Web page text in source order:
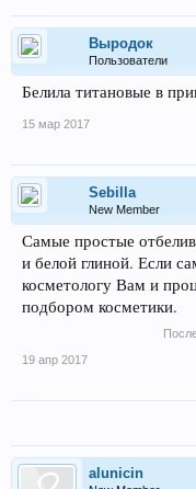
Выродок
Пользователи
Белила титановые в
15 мар 2017
Sebilla
New Member
Самые простые
и белой глиной. Если
косметологу Вам и
подбором косметики.
19 апр 2017
alunicin